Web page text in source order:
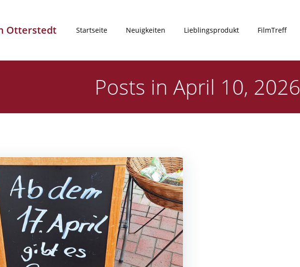
Otterstedt Startseite Neuigkeiten Lieblingsprodukt FilmTreff
Posts in April 10, 2026